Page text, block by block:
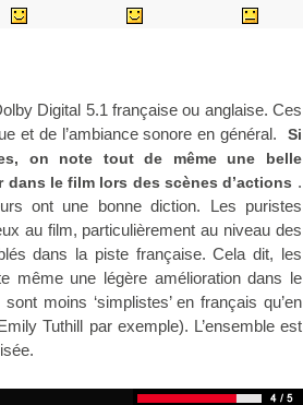
Digital 5.1 française ou anglaise. Ces
et de l’ambiance sonore en général.
Si
on note tout de même une belle
le film lors des scènes d’actions .
ont une bonne diction. Les puristes
au film, particulièrement au niveau des
dans la piste française. Cela dit, les
même une légère amélioration dans le
moins ‘simplistes’ en français qu’en
Tuthill par exemple). L’ensemble est